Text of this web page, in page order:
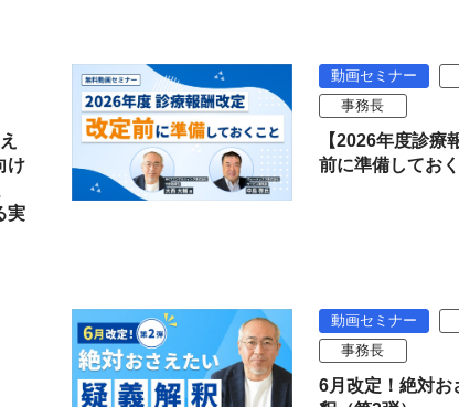
け
実
動画セミナー
事務長
【2026年度診療
前に準備してお
動画セミナー
事務長
6月改定！絶対お